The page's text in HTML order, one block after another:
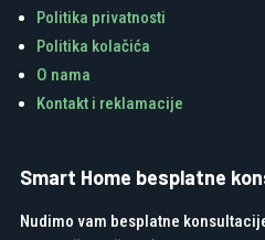
Politika privatnosti
Politika kolačića
O nama
Kontakt i reklamacije
Smart Home besplatne
Nudimo vam besplatne